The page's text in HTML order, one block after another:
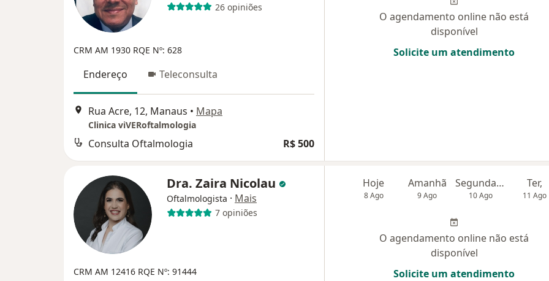
26 opiniões
CRM AM 1930 RQE Nº: 628
Endereço Teleconsulta
Rua Acre, 12, Manaus • Mapa
Clinica viVERoftalmologia
Consulta Oftalmologia R$ 500
O agendamento online não está
disponível
Solicite um atendimento
Dra. Zaira Nicolau
Oftalmologista · Mais
7 opiniões
CRM AM 12416 RQE Nº: 91444
Hoje
8 Ago
Amanhã
9 Ago
Segunda-feira
10 Ago
Ter,
11 Ago
O agendamento online não está
disponível
Solicite um atendimento